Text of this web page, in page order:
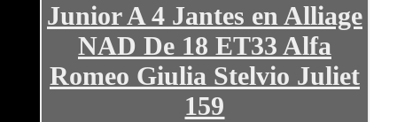
Junior A 4 Jantes en Alliage
NAD De 18 ET33 Alfa
Romeo Giulia Stelvio Juliet
159